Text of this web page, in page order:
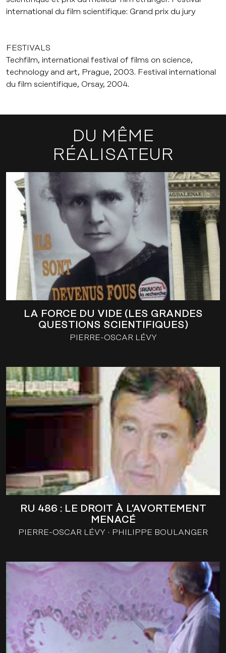
international du film scientifique: Grand prix du jury
FESTIVALS
Techfilm, international festival of films on science,
technology and art, Prague, 2003. Festival international
du film scientifique, Orsay, 2004.
DU MÊME
RÉALISATEUR
LA FORCE DU VIDE (LES GRANDES
QUESTIONS SCIENTIFIQUES)
PIERRE-OSCAR LÉVY
RU 486 : LE DROIT À L’AVORTEMENT
MENACÉ
PIERRE-OSCAR LÉVY PHILIPPE BOULANGER